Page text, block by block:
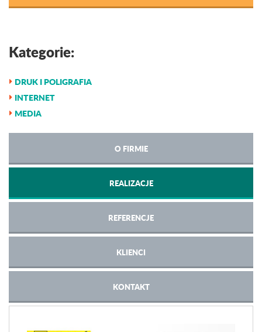
Kategorie:
DRUK I POLIGRAFIA
INTERNET
MEDIA
O FIRMIE
REALIZACJE
REFERENCJE
KLIENCI
KONTAKT